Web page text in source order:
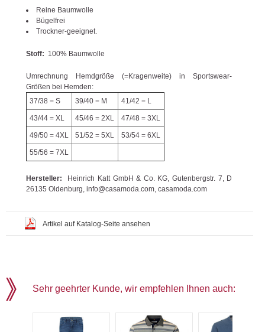
Reine Baumwolle
Bügelfrei
Trockner-geeignet.
Stoff: 100% Baumwolle
Umrechnung Hemdgröße (=Kragenweite) in Sportswear-
Größen bei Hemden:
37/38 = S
39/40 = M 41/42 = L
43/44 = XL 45/46 = 2XL 47/48 = 3XL
49/50 = 4XL 51/52 = 5XL 53/54 = 6XL
55/56 = 7XL
Hersteller: Heinrich Katt GmbH & Co. KG, Gutenbergstr. 7, D
26135 Oldenburg, info@casamoda.com, casamoda.com
Artikel auf Katalog-Seite ansehen
Sehr geehrter Kunde, wir empfehlen Ihnen auch: